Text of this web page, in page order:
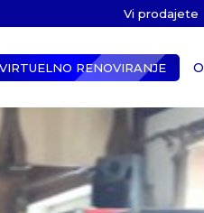
Vi prodajete
VIRTUELNO RENOVIRANJE